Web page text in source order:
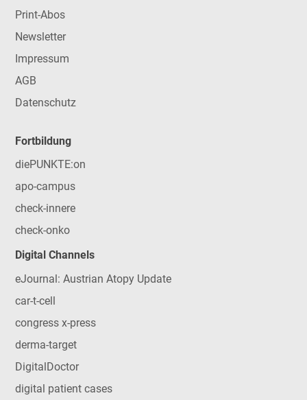
Print-Abos
Newsletter
Impressum
AGB
Datenschutz
Fortbildung
diePUNKTE:on
apo-campus
check-innere
check-onko
Digital Channels
eJournal: Austrian Atopy Update
car-t-cell
congress x-press
derma-target
DigitalDoctor
digital patient cases